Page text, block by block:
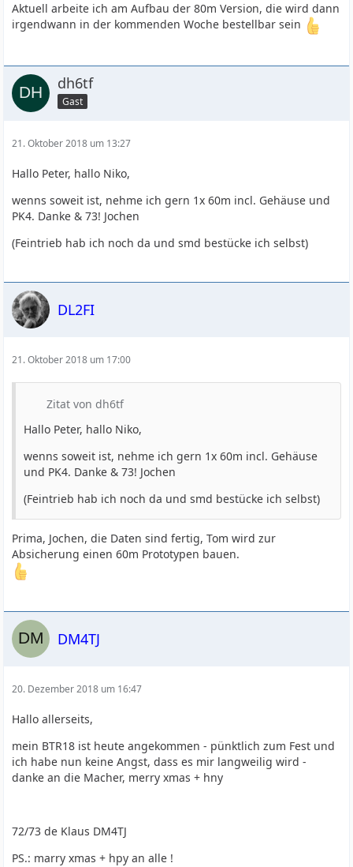
Aktuell arbeite ich am Aufbau der 80m Version, die wird dann
irgendwann in der kommenden Woche bestellbar sein
dh6tf
Gast
21. Oktober 2018 um 13:27
Hallo Peter, hallo Niko,
wenns soweit ist, nehme ich gern 1x 60m incl. Gehäuse und
PK4. Danke & 73! Jochen
(Feintrieb hab ich noch da und smd bestücke ich selbst)
DL2FI
21. Oktober 2018 um 17:00
Zitat von dh6tf
Hallo Peter, hallo Niko,
wenns soweit ist, nehme ich gern 1x 60m incl. Gehäuse
und PK4. Danke & 73! Jochen
(Feintrieb hab ich noch da und smd bestücke ich selbst)
Prima, Jochen, die Daten sind fertig, Tom wird zur
Absicherung einen 60m Prototypen bauen.
DM4TJ
20. Dezember 2018 um 16:47
Hallo allerseits,
mein BTR18 ist heute angekommen - pünktlich zum Fest und
ich habe nun keine Angst, dass es mir langweilig wird -
danke an die Macher, merry xmas + hny
72/73 de Klaus DM4TJ
PS.: marry xmas + hpy an alle !